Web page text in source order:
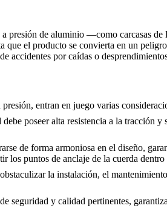
presión de aluminio —como carcasas
el producto se convierta en un
accidentes por caídas o
entran en juego varias
poseer alta resistencia a la tracción
de forma armoniosa en el diseño,
los puntos de anclaje de la cuerda dentro
la instalación, el
seguridad y calidad pertinentes,